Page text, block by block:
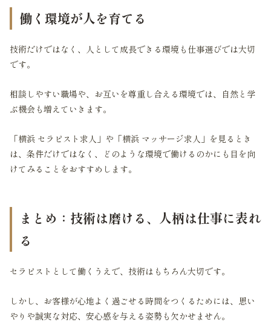
働く環境が人を育てる
技術だけではなく、人として成長できる環境も仕事選びでは大切
です。
相談しやすい職場や、お互いを尊重し合える環境では、自然と学
ぶ機会も増えていきます。
「横浜 セラピスト求人」や「横浜 マッサージ求人」を見るとき
は、条件だけではなく、どのような環境で働けるのかにも目を向
けてみることをおすすめします。
まとめ：技術は磨ける、人柄は仕事に表れ
る
セラピストとして働くうえで、技術はもちろん大切です。
しかし、お客様が心地よく過ごせる時間をつくるためには、思い
やりや誠実な対応、安心感を与える姿勢も欠かせません。